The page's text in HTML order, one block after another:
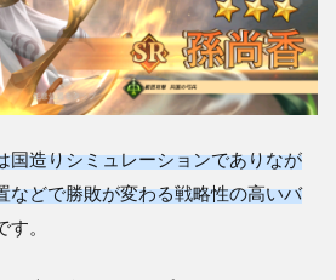
国造りシミュレーションでありなが
などで勝敗が変わる戦略性の高いバ
す。